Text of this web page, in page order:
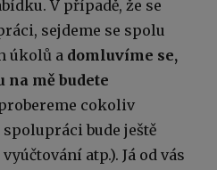
V případě, že se
sejdeme se spolu
úkolů a domluvíme se,
na mě budete
cokoliv
bude ještě
atp.). Já od vás